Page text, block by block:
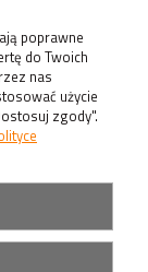
poprawne
do Twoich
nas
użycie
zgody".